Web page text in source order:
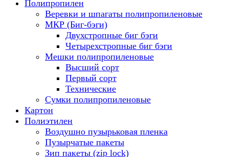
Полипропилен
Веревки и шпагаты полипропиленовые
МКР (Биг-бэги)
Двухстропные биг бэги
Четырехстропные биг бэги
Мешки полипропиленовые
Высший сорт
Первый сорт
Технические
Сумки полипропиленовые
Картон
Полиэтилен
Воздушно пузырьковая пленка
Пузырчатые пакеты
Зип пакеты (zip lock)